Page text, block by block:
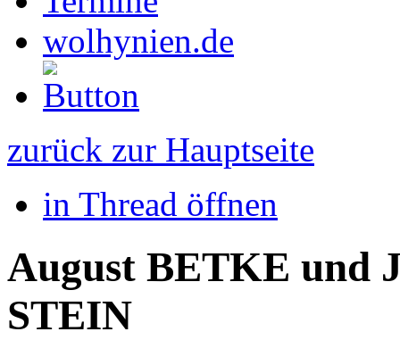
wolhynien.de
zurück zur Hauptseite
in Thread öffnen
August BETKE und
STEIN